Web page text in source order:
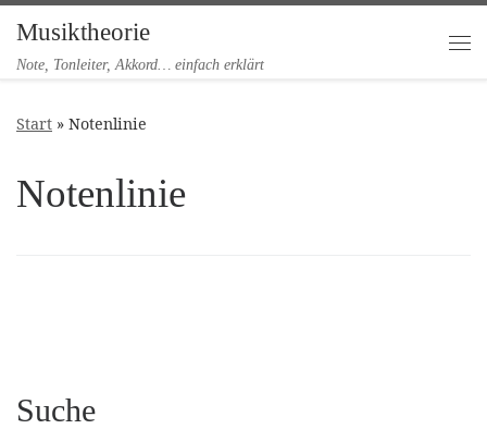
Zum Inhalt springen
Musiktheorie
Note, Tonleiter, Akkord… einfach erklärt
Start » Notenlinie
Notenlinie
Suche